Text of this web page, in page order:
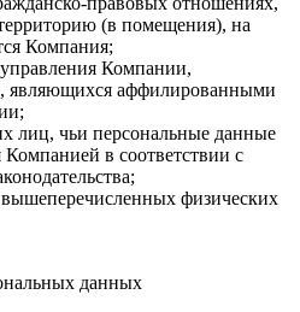
(в помещения), на
Компания;
Компании,
являющихся аффилированными
лиц, чьи персональные данные
Компанией в соответствии с
вышеперечисленных физических
данных